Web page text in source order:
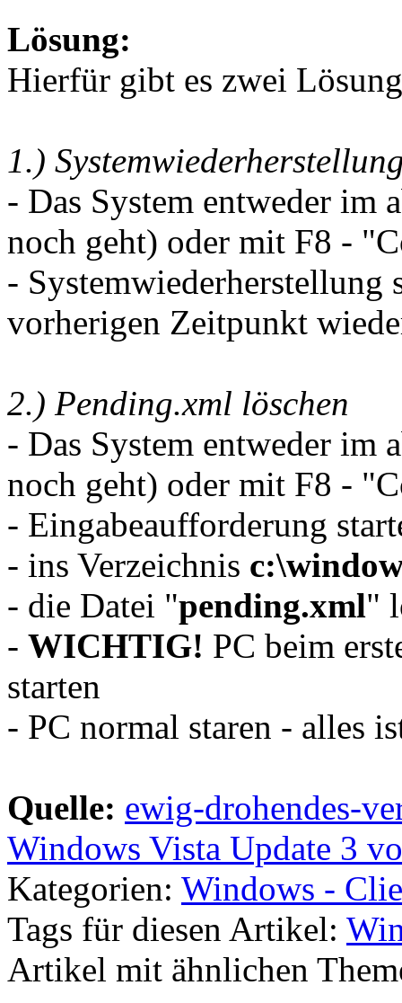
Lösung:
Hierfür gibt es zwei
1.)
- Das System entweder im
noch geht) oder mit F8 -
- Systemwiederherstellung
vorherigen Zeitpunkt
2.) Pending.xml löschen
- Das System entweder im
noch geht) oder mit F8 -
- Eingabeaufforderung
- ins Verzeichnis
- die Datei "pending.xml"
- WICHTIG! PC beim
starten
- PC normal staren - alles
Quelle: ewig-drohendes-
Windows Vista Update 3
Kategorien: Windows -
Tags für diesen Artikel:
Artikel mit ähnlichen